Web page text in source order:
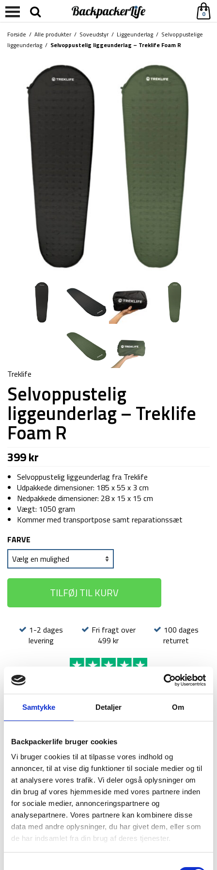
Samtykke Detaljer Om
Backpackerlife bruger cookies
Vi bruger cookies til at tilpasse vores indhold og
annoncer, til at vise dig funktioner til sociale medier og til
at analysere vores trafik. Vi deler også oplysninger om
din brug af vores hjemmeside med vores partnere inden
for sociale medier, annonceringspartnere og
analysepartnere. Vores partnere kan kombinere disse
data med andre oplysninger, du har givet dem, eller som
de har indsamlet fra din brug af deres tjenester.
0
Forside / Alle produkter/ Soveudstyr/ Liggeunderlag / Selvoppustelige
liggeunderlag / Selvoppustelig liggeunderlag – Treklife Foam R
Treklife
Selvoppustelig
liggeunderlag – Treklife
Foam R
399kr
Selvoppustelig liggeunderlag fra Treklife
Udpakkede dimensioner: 185 x 55 x 3 cm
Nedpakkede dimensioner: 28 x 15 x 15 cm
Vægt: 1050 gram
Kommer med transportpose samt reparationssæt
FARVE
TILFØJ TIL KURV
1-2 dages
levering
Fri fragt over
499 kr
100 dages
returret
BESKRIVELSE
YDERLIGERE INFORMATION
Dette selvoppustelige liggeunderlag fra Treklife er designet